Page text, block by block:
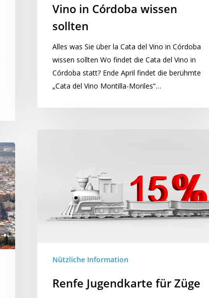
Vino in Córdoba wissen
sollten
Alles was Sie über la Cata del Vino in Córdoba
wissen sollten Wo findet die Cata del Vino in
Córdoba statt? Ende April findet die berühmte
„Cata del Vino Montilla-Moriles“…
Nützliche Information
Renfe Jugendkarte für Züge